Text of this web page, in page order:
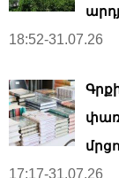
18:52-31.07.26
17:17-31.07.26